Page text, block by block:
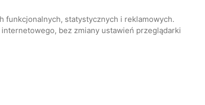
funkcjonalnych, statystycznych i reklamowych.
bez zmiany ustawień przeglądarki